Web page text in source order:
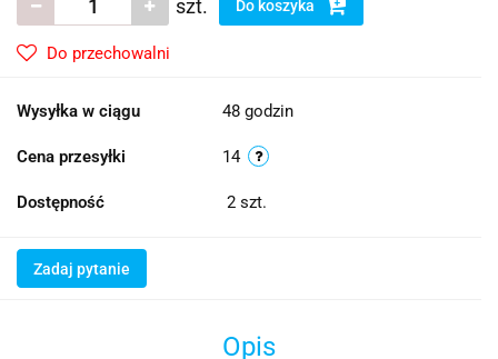
szt. Do koszyka
Do przechowalni
Wysyłka w ciągu 48 godzin
Cena przesyłki 14
Dostępność 2 szt.
Zadaj pytanie
Opis